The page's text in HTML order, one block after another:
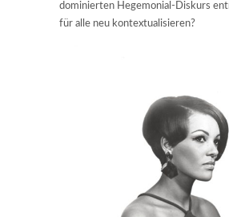
dominierten Hegemonial-Diskurs
für alle neu kontextualisieren?